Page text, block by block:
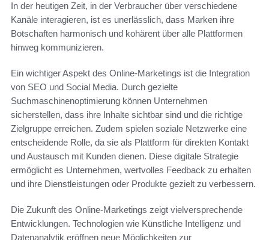
In der heutigen Zeit, in der Verbraucher über verschiedene
Kanäle interagieren, ist es unerlässlich, dass Marken ihre
Botschaften harmonisch und kohärent über alle Plattformen
hinweg kommunizieren.
Ein wichtiger Aspekt des Online-Marketings ist die Integration
von SEO und Social Media. Durch gezielte
Suchmaschinenoptimierung können Unternehmen
sicherstellen, dass ihre Inhalte sichtbar sind und die richtige
Zielgruppe erreichen. Zudem spielen soziale Netzwerke eine
entscheidende Rolle, da sie als Plattform für direkten Kontakt
und Austausch mit Kunden dienen. Diese digitale Strategie
ermöglicht es Unternehmen, wertvolles Feedback zu erhalten
und ihre Dienstleistungen oder Produkte gezielt zu verbessern.
Die Zukunft des Online-Marketings zeigt vielversprechende
Entwicklungen. Technologien wie Künstliche Intelligenz und
Datenanalytik eröffnen neue Möglichkeiten zur